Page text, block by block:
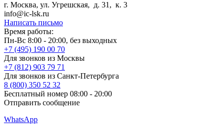
г. Москва, ул. Угрешская, д. 31, к. 3
info@ic-lsk.ru
Написать письмо
Время работы:
Пн-Вс 8:00 - 20:00, без выходных
+7 (495) 190 00 70
Для звонков из Москвы
+7 (812) 903 79 71
Для звонков из Санкт-Петербурга
8 (800) 350 52 32
Бесплатный номер 08:00 - 20:00
Отправить сообщение
WhatsApp